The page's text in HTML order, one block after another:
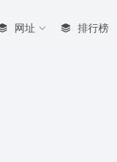
网址 排行榜